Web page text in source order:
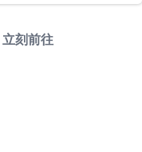
立刻前往